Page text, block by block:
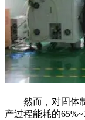
然而，对固体制
产过程能耗的